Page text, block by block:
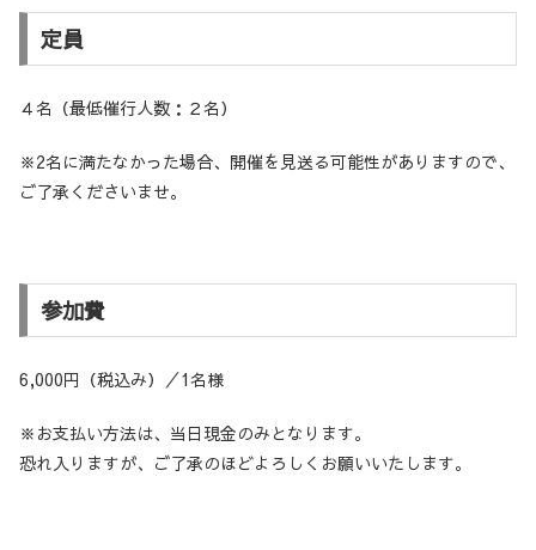
定員
４名（最低催行人数：２名）
※2名に満たなかった場合、開催を見送る可能性がありますので、
ご了承くださいませ。
参加費
6,000円（税込み）／1名様
※お支払い方法は、当日現金のみとなります。
恐れ入りますが、ご了承のほどよろしくお願いいたします。